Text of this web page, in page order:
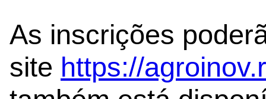
As inscrições
site https://